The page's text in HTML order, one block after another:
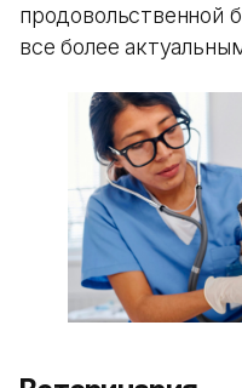
продовольственной
все более